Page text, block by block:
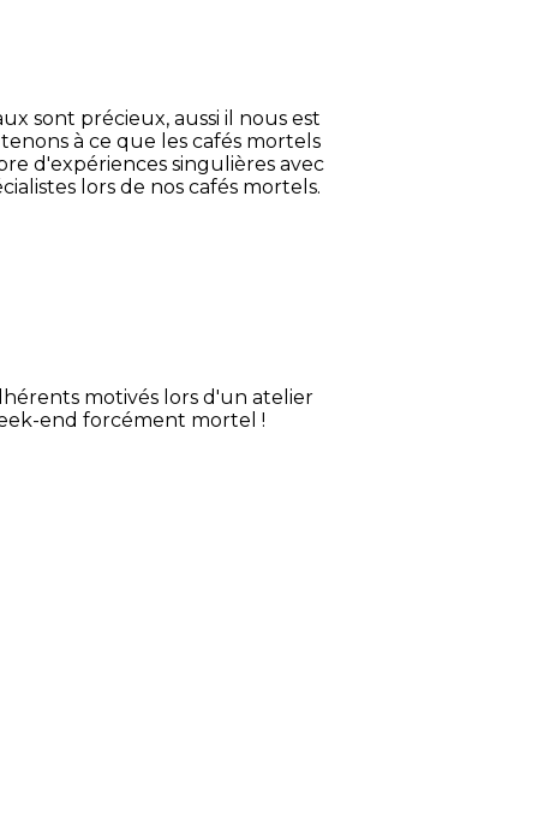
sont précieux, aussi il nous est
à ce que les cafés mortels
d'expériences singulières avec
lors de nos cafés mortels.
motivés lors d'un atelier
end forcément mortel !